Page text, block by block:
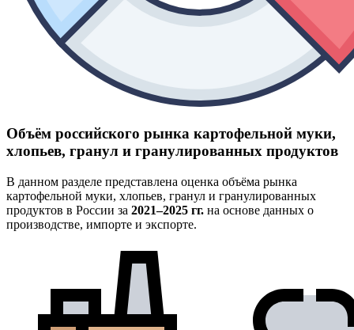
Объём российского рынка картофельной муки,
хлопьев, гранул и гранулированных продуктов
В данном разделе представлена оценка объёма рынка
картофельной муки, хлопьев, гранул и гранулированных
продуктов в России за 2021–2025 гг. на основе данных о
производстве, импорте и экспорте.